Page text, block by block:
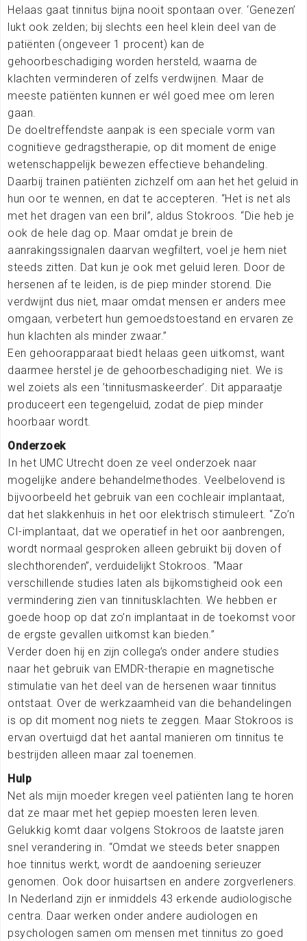
Helaas gaat tinnitus bijna nooit spontaan over. ‘Genezen’
lukt ook zelden; bij slechts een heel klein deel van de
patiënten (ongeveer 1 procent) kan de
gehoorbeschadiging worden hersteld, waarna de
klachten verminderen of zelfs verdwijnen. Maar de
meeste patiënten kunnen er wél goed mee om leren
gaan.
De doeltreffendste aanpak is een speciale vorm van
cognitieve gedragstherapie, op dit moment de enige
wetenschappelijk bewezen effectieve behandeling.
Daarbij trainen patiënten zichzelf om aan het het geluid in
hun oor te wennen, en dat te accepteren. “Het is net als
met het dragen van een bril”, aldus Stokroos. “Die heb je
ook de hele dag op. Maar omdat je brein de
aanrakingssignalen daarvan wegfiltert, voel je hem niet
steeds zitten. Dat kun je ook met geluid leren. Door de
hersenen af te leiden, is de piep minder storend. Die
verdwijnt dus niet, maar omdat mensen er anders mee
omgaan, verbetert hun gemoedstoestand en ervaren ze
hun klachten als minder zwaar.”
Een gehoorapparaat biedt helaas geen uitkomst, want
daarmee herstel je de gehoorbeschadiging niet. We is
wel zoiets als een ’tinnitusmaskeerder’. Dit apparaatje
produceert een tegengeluid, zodat de piep minder
hoorbaar wordt.
Onderzoek
In het UMC Utrecht doen ze veel onderzoek naar
mogelijke andere behandelmethodes. Veelbelovend is
bijvoorbeeld het gebruik van een cochleair implantaat,
dat het slakkenhuis in het oor elektrisch stimuleert. “Zo’n
CI-implantaat, dat we operatief in het oor aanbrengen,
wordt normaal gesproken alleen gebruikt bij doven of
slechthorenden”, verduidelijkt Stokroos. “Maar
verschillende studies laten als bijkomstigheid ook een
vermindering zien van tinnitusklachten. We hebben er
goede hoop op dat zo’n implantaat in de toekomst voor
de ergste gevallen uitkomst kan bieden.”
Verder doen hij en zijn collega’s onder andere studies
naar het gebruik van EMDR-therapie en magnetische
stimulatie van het deel van de hersenen waar tinnitus
ontstaat. Over de werkzaamheid van die behandelingen
is op dit moment nog niets te zeggen. Maar Stokroos is
ervan overtuigd dat het aantal manieren om tinnitus te
bestrijden alleen maar zal toenemen.
Hulp
Net als mijn moeder kregen veel patiënten lang te horen
dat ze maar met het gepiep moesten leren leven.
Gelukkig komt daar volgens Stokroos de laatste jaren
snel verandering in. “Omdat we steeds beter snappen
hoe tinnitus werkt, wordt de aandoening serieuzer
genomen. Ook door huisartsen en andere zorgverleners.
In Nederland zijn er inmiddels 43 erkende audiologische
centra. Daar werken onder andere audiologen en
psychologen samen om mensen met tinnitus zo goed